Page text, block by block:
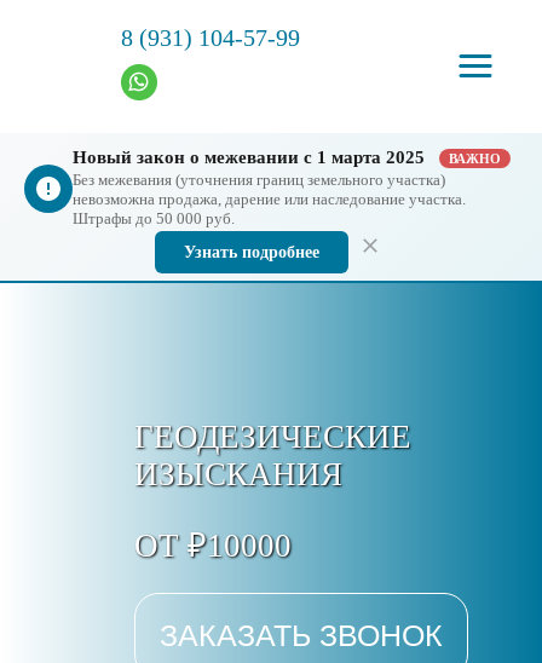
8 (931) 104-57-99
Новый закон о межевании с 1 марта 2025 ВАЖНО
Без межевания (уточнения границ земельного участка)
невозможна продажа, дарение или наследование участка.
Штрафы до 50 000 руб.
Узнать подробнее
ГЕОДЕЗИЧЕСКИЕ
ИЗЫСКАНИЯ
ОТ ₽10000
ЗАКАЗАТЬ ЗВОНОК